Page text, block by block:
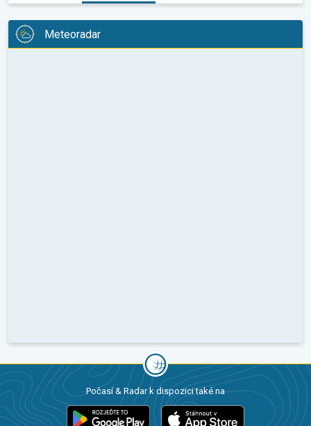
Meteoradar
Počasí & Radar k dispozici také na